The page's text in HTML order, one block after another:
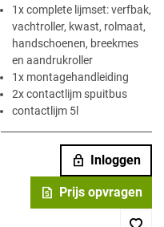
1x complete lijmset: verfbak,
vachtroller, kwast, rolmaat,
handschoenen, breekmes
en aandrukroller
1x montagehandleiding
2x contactlijm spuitbus ​
contactlijm 5l
lock Inloggen
request_quote Prijs opvragen